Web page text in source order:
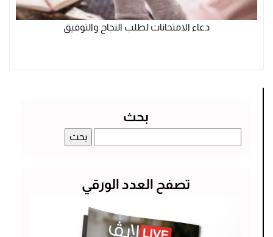
دعاء الامتحانات لطلب النجاح والتوفيق
بحث
عن:
تصفح العدد الورقي